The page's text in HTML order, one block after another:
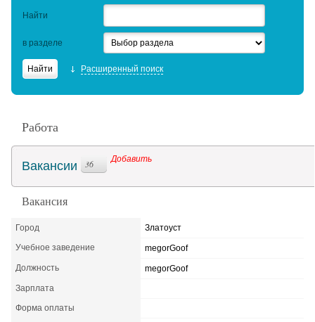
Добавить уч. заведение Предложить новость
Образовательный кредит
Найти
в разделе
Расширенный поиск
Работа
Вакансии 36 Добавить
Вакансия
Город
Златоуст
Учебное заведение
megorGoof
Должность
megorGoof
Зарплата
Форма оплаты